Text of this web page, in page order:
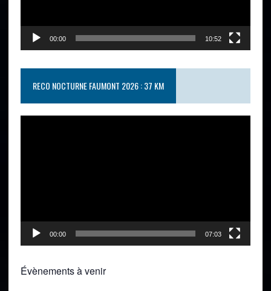
00:00 10:52
RECO NOCTURNE FAUMONT 2026 : 37 KM
00:00 07:03
Évènements à venir